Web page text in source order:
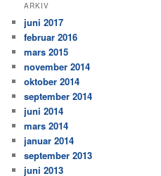
ARKIV
juni 2017
februar 2016
mars 2015
november 2014
oktober 2014
september 2014
juni 2014
mars 2014
januar 2014
september 2013
juni 2013